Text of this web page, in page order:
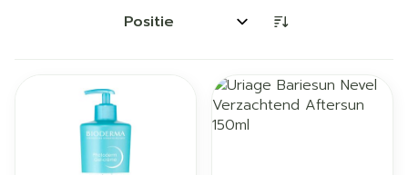
Sorteer op: